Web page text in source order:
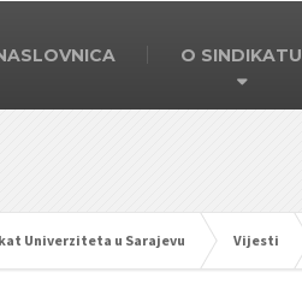
O SINDIKATU
Univerziteta u Sarajevu Vijesti